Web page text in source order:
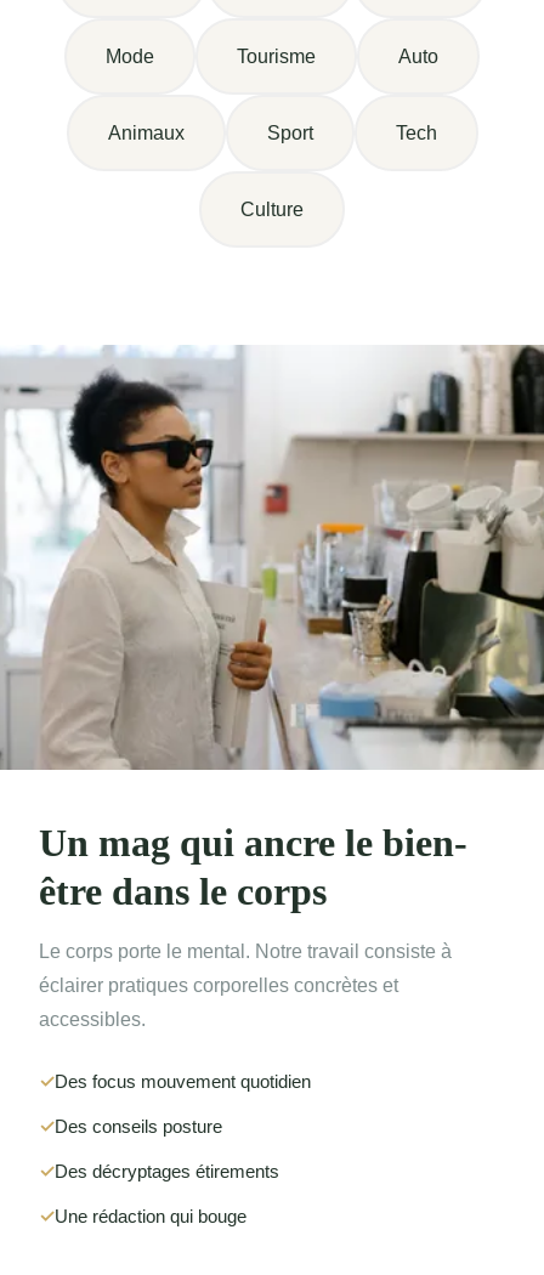
Mode Tourisme Auto
Animaux Sport Tech
Culture
Un mag qui ancre le bien-
être dans le corps
Le corps porte le mental. Notre travail consiste à
éclairer pratiques corporelles concrètes et
accessibles.
Des focus mouvement quotidien
Des conseils posture
Des décryptages étirements
Une rédaction qui bouge